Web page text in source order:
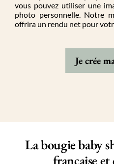
vous pouvez utiliser une
photo personnelle. Notre
offrira un rendu net pour
Je crée
La bougie baby
française